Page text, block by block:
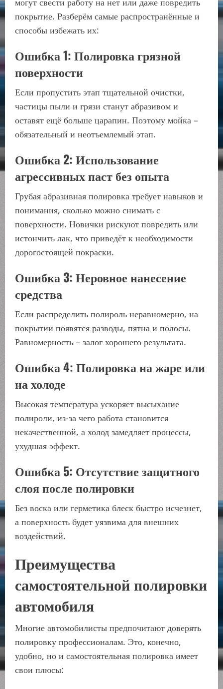
покрытие. Разберём самые распространённые и
способы избежать их:
Ошибка 1: Полировка грязной
поверхности
Если пропустить этап тщательной очистки,
частицы пыли и грязи станут абразивом и
оставят ещё больше царапин. Поэтому мойка –
обязательный и неотъемлемый этап.
Ошибка 2: Использование
агрессивных паст без опыта
Грубая абразивная полировка требует навыков и
понимания, сколько можно снимать с
поверхности. Новички рискуют повредить или
истончить лак, что приведёт к необходимости
дорогостоящей покраски.
Ошибка 3: Неровное нанесение
средства
Если распределить полироль неравномерно, на
покрытии появятся разводы, пятна и полосы.
Равномерность – залог хорошего результата.
Ошибка 4: Полировка на жаре или
на холоде
Высокая температура ускоряет высыхание
полироли, из-за чего работа становится
некачественной, а холод замедляет процессы,
ухудшая эффект.
Ошибка 5: Отсутствие защитного
слоя после полировки
Без воска или герметика блеск быстро исчезнет,
а поверхность будет уязвима для внешних
воздействий.
Преимущества
самостоятельной полировки
автомобиля
Многие автомобилисты предпочитают доверять
полировку профессионалам. Это, конечно,
удобно, но и самостоятельная полировка имеет
свои плюсы: